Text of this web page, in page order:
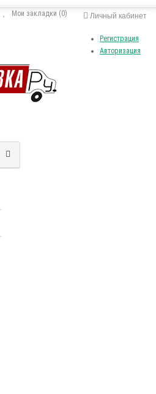
Личный кабинет
Регистрация
Авторизация
Мои закладки (0)